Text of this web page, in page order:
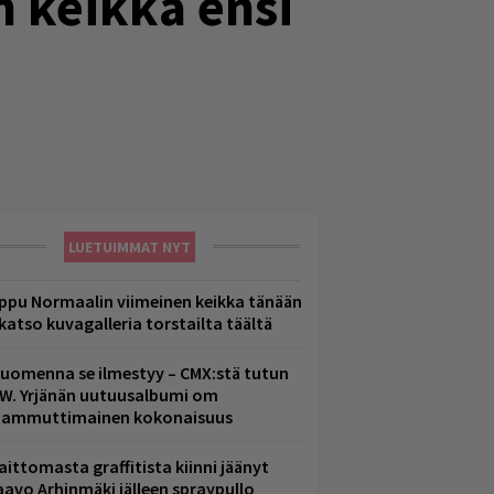
LUETUIMMAT NYT
Normaalin viimeinen keikka tänään
kuvagalleria torstailta täältä
se ilmestyy – CMX:stä tutun
Yrjänän uutuusalbumi om
kokonaisuus
graffitista kiinni jäänyt
Arhinmäki jälleen spraypullo